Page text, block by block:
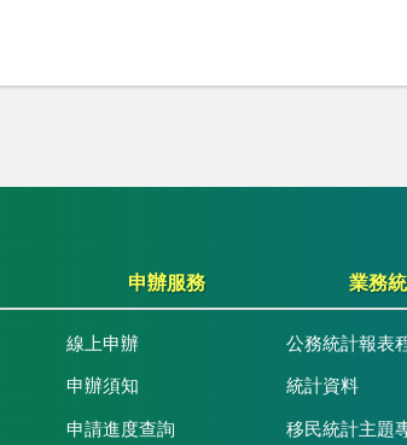
申辦服務
線上申辦
申辦須知
申請進度查詢
業務
公務統計報表
統計資料
移民統計主題